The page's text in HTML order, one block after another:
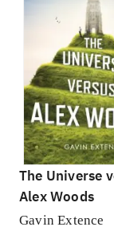
The Universe
Alex Woods
Gavin Extence